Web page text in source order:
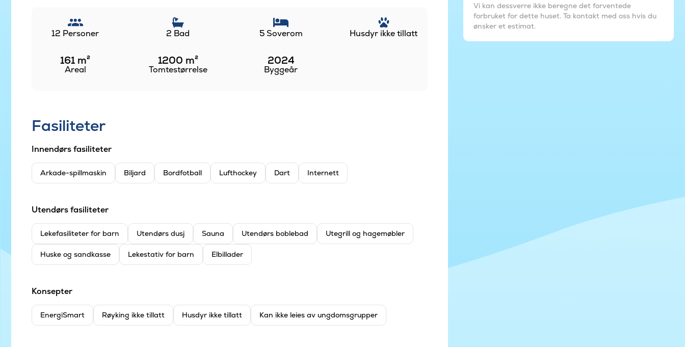
12 Personer 2 Bad 5 Soverom Husdyr ikke tillatt
161 m²
Areal
1200 m²
Tomtestørrelse
2024
Byggeår
Fasiliteter
Innendørs fasiliteter
Arkade-spillmaskin Biljard Bordfotball Lufthockey Dart Internett
Utendørs fasiliteter
Leke­fasiliteter for barn Utendørs dusj Sauna Utendørs boblebad Utegrill og hagemøbler
Huske og sandkasse Lekestativ for barn Elbillader
Konsepter
EnergiSmart Røyking ikke tillatt Husdyr ikke tillatt Kan ikke leies av ungdomsgrupper
Vi kan dessverre ikke beregne det forventede
forbruket for dette huset. Ta kontakt med oss hvis du
ønsker et estimat.